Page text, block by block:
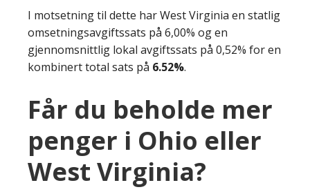
I motsetning til dette har West Virginia en statlig
omsetningsavgiftssats på 6,00% og en
gjennomsnittlig lokal avgiftssats på 0,52% for en
kombinert total sats på 6.52%.
Får du beholde mer
penger i Ohio eller
West Virginia?